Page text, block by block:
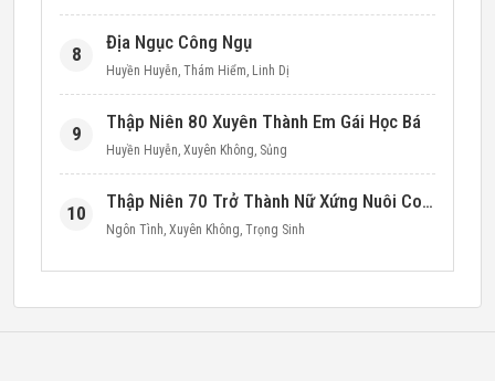
8
Địa Ngục Công Ngụ
Huyền Huyễn, Thám Hiểm, Linh Dị
9
Thập Niên 80 Xuyên Thành Em Gái Học Bá
Huyền Huyễn, Xuyên Không, Sủng
10
Thập Niên 70 Trở Thành Nữ Xứng Nuôi Con Làm Giàu
Ngôn Tình, Xuyên Không, Trọng Sinh